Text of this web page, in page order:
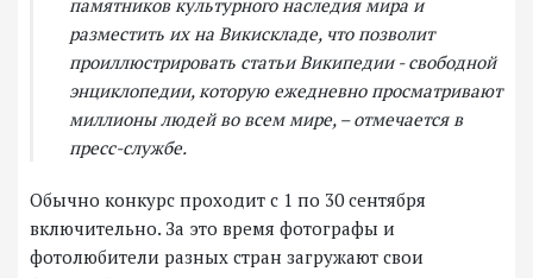
памятников культурного наследия мира и
разместить их на Викискладе, что позволит
проиллюстрировать статьи Википедии - свободной
энциклопедии, которую ежедневно просматривают
миллионы людей во всем мире, – отмечается в
пресс-службе.
Обычно конкурс проходит с 1 по 30 сентября
включительно. За это время фотографы и
фотолюбители разных стран загружают свои